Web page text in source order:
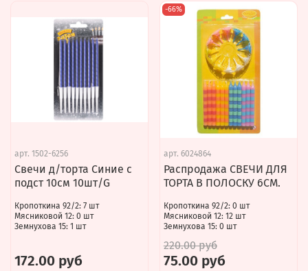
арт. 1502-6256
Свечи д/торта Синие с
подст 10см 10шт/G
Кропоткина 92/2: 7 шт
Мясниковой 12: 0 шт
Земнухова 15: 1 шт
172.00 руб
-66%
арт. 6024864
Распродажа СВЕЧИ ДЛЯ
ТОРТА В ПОЛОСКУ 6СМ.
Кропоткина 92/2: 0 шт
Мясниковой 12: 12 шт
Земнухова 15: 0 шт
220.00 руб
75.00 руб